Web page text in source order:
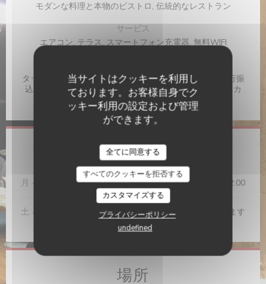
当サイトはクッキーを利用し
ております。お客様自身でク
ッキー利用の設定および管理
ができます。
全てに同意する
すべてのクッキーを拒否する
カスタマイズする
プライバシーポリシー
undefined
モダンな料理と本物のビストロ, 伝統的なレストラン
サービス
エアコン, テラス, スマートフォン充電器, 無料WIFI
タッチ決済 クレジットカード, アップルペイ, 注文書, 銀行振
込, 現金, チェック, ユーロカード /マスターカード, ビザ, カ
ルトブルー
営業時間
月 - 12:00 - 14:15 • 19:00 - 22:00
土 - 閉じています
場所